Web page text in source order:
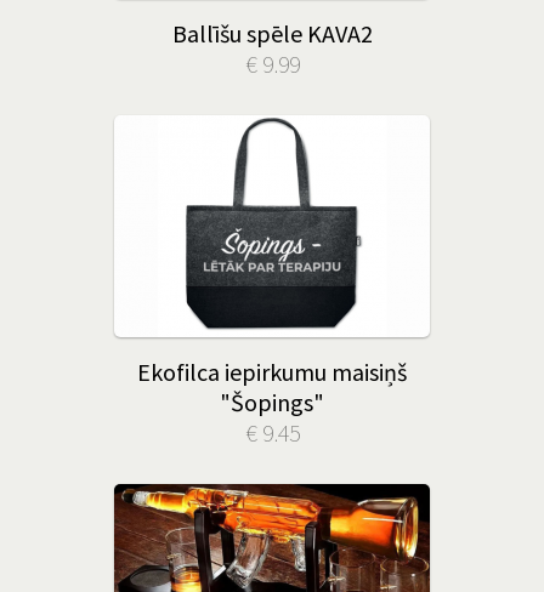
Ballīšu spēle KAVA2
€ 9.99
Ekofilca iepirkumu maisiņš
"Šopings"
€ 9.45